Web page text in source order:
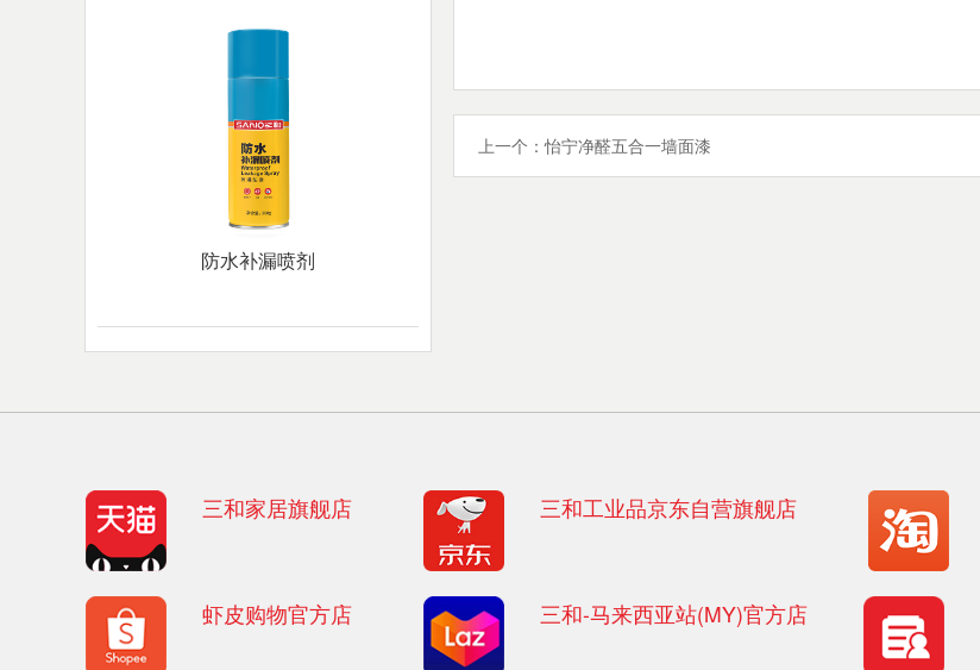
上一个：怡宁净醛五合一墙面漆
防水补漏喷剂
三和家居旗舰店 三和工业品京东自营旗舰店
虾皮购物官方店 三和-马来西亚站(MY)官方店